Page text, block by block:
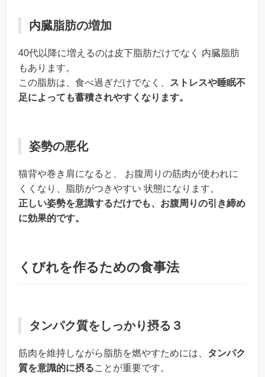
内臓脂肪の増加
40代以降に増えるのは皮下脂肪だけでなく 内臓脂肪
もあります。
この脂肪は、食べ過ぎだけでなく、
ストレスや睡眠不
足によっても蓄積されやすくなります。
姿勢の悪化
猫背や巻き肩になると、 お腹周りの筋肉が使われに
くくなり、脂肪がつきやすい 状態になります。
正しい姿勢を意識するだけでも、お腹周りの引き締め
に効果的です。
くびれを作るための食事法
タンパク質をしっかり摂る３
筋肉を維持しながら脂肪を燃やすためには、 タンパク
質を意識的に摂ることが重要です。